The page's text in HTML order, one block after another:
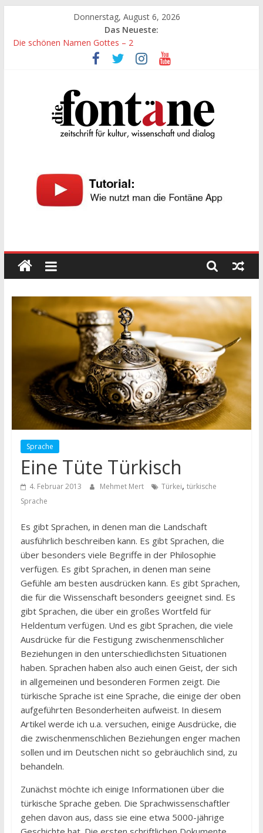
springen
Donnerstag, August 6, 2026
Das Neueste:
Die schönen Namen Gottes – 2
Werte, denen größte Sorgfalt entgegengebracht werden muss
Die schönen Namen Gottes
„Kind“ seiner Zeit sein
Die
Fontäne
kultur,
wissenschaft
und
dialog
Sprache
Eine Tüte Türkisch
4. Februar 2013 Mehmet Mert Türkei, türkische
Sprache
Es gibt Sprachen, in denen man die Landschaft
ausführlich beschreiben kann. Es gibt Sprachen, die
über besonders viele Begriffe in der Philosophie
verfügen. Es gibt Sprachen, in denen man seine
Gefühle am besten ausdrücken kann. Es gibt Sprachen,
die für die Wissenschaft besonders geeignet sind. Es
gibt Sprachen, die über ein großes Wortfeld für
Heldentum verfügen. Und es gibt Sprachen, die viele
Ausdrücke für die Festigung zwischenmenschlicher
Beziehungen in den unterschiedlichsten Situationen
haben. Sprachen haben also auch einen Geist, der sich
in allgemeinen und besonderen Formen zeigt. Die
türkische Sprache ist eine Sprache, die einige der oben
aufgeführten Besonderheiten aufweist. In diesem
Artikel werde ich u.a. versuchen, einige Ausdrücke, die
die zwischenmenschlichen Beziehungen enger machen
sollen und im Deutschen nicht so gebräuchlich sind, zu
behandeln.
Zunächst möchte ich einige Informationen über die
türkische Sprache geben. Die Sprachwissenschaftler
gehen davon aus, dass sie eine etwa 5000-jährige